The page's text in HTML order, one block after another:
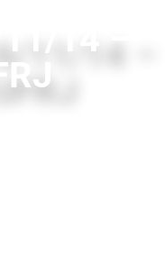
11/14 –